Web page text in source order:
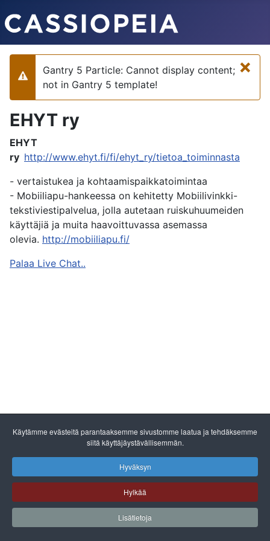
×
Varoitus
Gantry 5 Particle: Cannot display content;
not in Gantry 5 template!
EHYT ry
EHYT
ry http://www.ehyt.fi/fi/ehyt_ry/tietoa_toiminnasta
- vertaistukea ja kohtaamispaikkatoimintaa
- Mobiiliapu-hankeessa on kehitetty Mobiilivinkki-
tekstiviestipalvelua, jolla autetaan ruiskuhuumeiden
käyttäjiä ja muita haavoittuvassa asemassa
olevia. http://mobiiliapu.fi/
Palaa Live Chat..
Käytämme evästeitä parantaaksemme sivustomme laatua ja tehdäksemme
siitä käyttäjäystävällisemmän.
Hyväksyn
Hylkää
Lisätietoja